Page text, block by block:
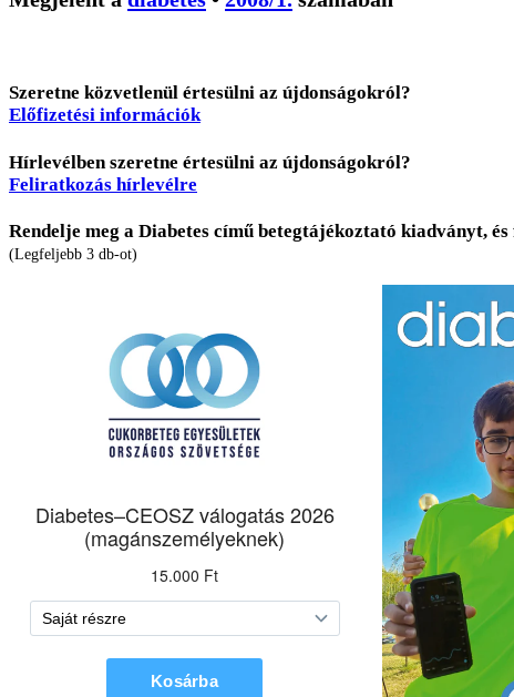
Szeretne közvetlenül értesülni az újdonságokról?
Előfizetési információk
Hírlevélben szeretne értesülni az újdonságokról?
Feliratkozás hírlevélre
Rendelje meg a Diabetes című betegtájékoztató kiadványt,
(Legfeljebb 3 db-ot)